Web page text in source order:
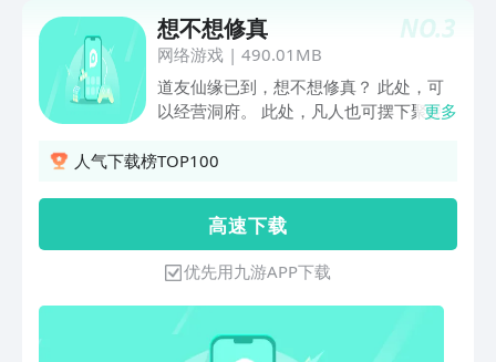
NO.3
想不想修真
网络游戏| 490.01MB
道友仙缘已到，想不想修真？ 此处，可
以经营洞府。 此处，凡人也可摆下聚灵
修炼，提升境界、肉身。 此处，可加入
丹，晋元婴，飞升三十三天，通往长生大
道。 此处，可寻觅仙缘，斩妖除魔，收
罗天材地宝。 诚邀道友进入，共觅仙
缘。
更多
人气下载榜TOP100
高 速 下 载
优先用九游APP下载